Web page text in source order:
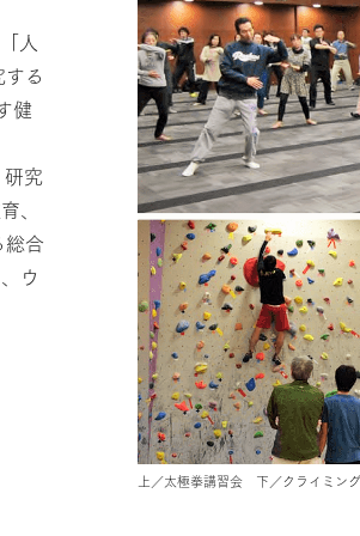
上／太極拳講習会 下／クライミン
人
る
健
究
、
合
ウ